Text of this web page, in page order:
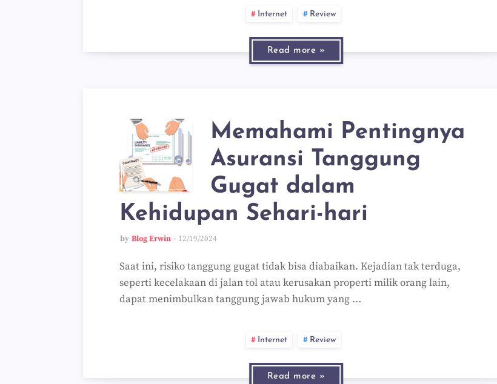
Internet Review
Read more »
Memahami Pentingnya
Asuransi Tanggung
Gugat dalam
Kehidupan Sehari-hari
by Blog Erwin 12/19/2024
Saat ini, risiko tanggung gugat tidak bisa diabaikan. Kejadian tak terduga,
seperti kecelakaan di jalan tol atau kerusakan properti milik orang lain,
dapat menimbulkan tanggung jawab hukum yang …
Internet Review
Read more »